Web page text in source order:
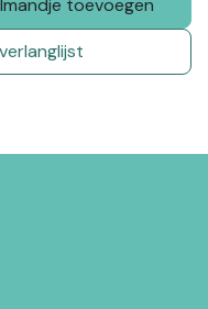
toevoegen